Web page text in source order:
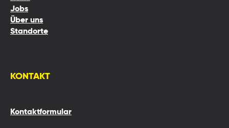
Jobs
Über uns
Standorte
KONTAKT
Kontaktformular